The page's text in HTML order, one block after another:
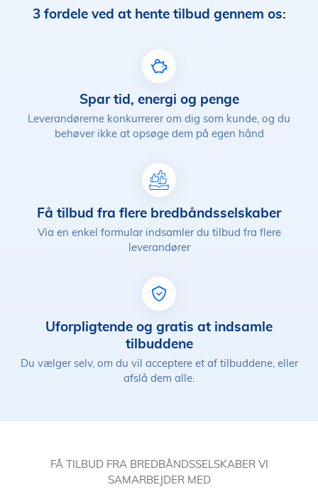
3 fordele ved at hente tilbud gennem os:
Spar tid, energi og penge
Leverandørerne konkurrerer om dig som kunde, og du
behøver ikke at opsøge dem på egen hånd
Få tilbud fra flere bredbåndsselskaber
Via en enkel formular indsamler du tilbud fra flere
leverandører
Uforpligtende og gratis at indsamle
tilbuddene
Du vælger selv, om du vil acceptere et af tilbuddene, eller
afslå dem alle.
FÅ TILBUD FRA BREDBÅNDSSELSKABER VI
SAMARBEJDER MED